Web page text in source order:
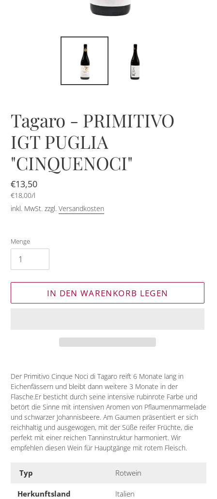
Tagaro - PRIMITIVO
IGT PUGLIA
"CINQUENOCI"
Normaler
Preis
€13,50
Einzelpreis
€18,00/pro
l
inkl. MwSt. zzgl. Versandkosten
Menge
IN DEN WARENKORB LEGEN
zum
Warenkorb
hinzugefügt
Der Primitivo Cinque Noci di Tagaro reift 6 Monate lang in
Eichenfässern und bleibt dann weitere 3 Monate in der
Flasche.Er besticht durch seine intensive rubinrote Farbe und
betört die Sinne mit intensiven Aromen von Pflaumenmarmelade
und schwarzer Johannisbeere. Am Gaumen präsentiert er sich
reichhaltig und ausgewogen, mit der Süße reifer Früchte, die
perfekt mit einer reichen Tanninstruktur harmoniert. Wir
empfehlen diesen Wein für Hauptgänge mit rotem Fleisch.
Typ Rotwein
Herkunftsland Italien